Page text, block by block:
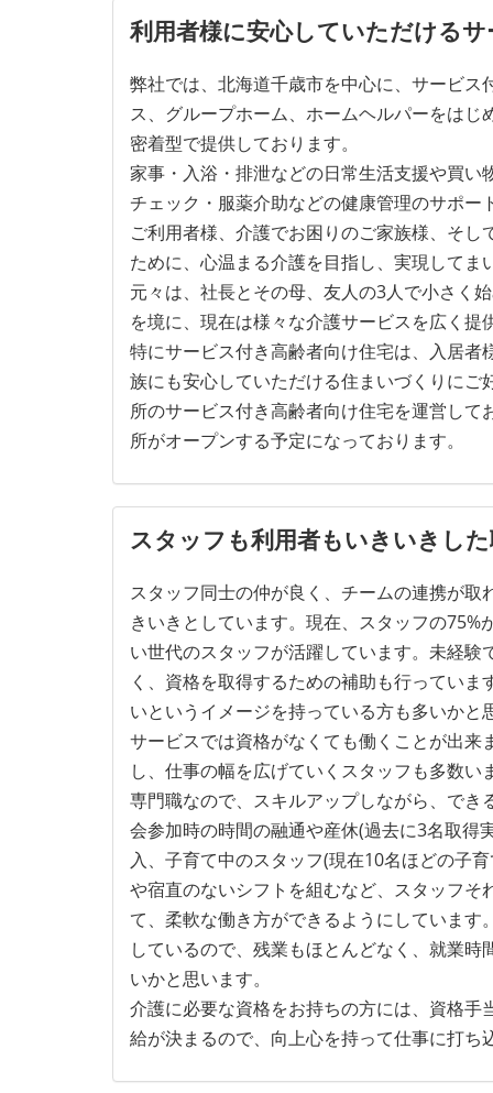
利用者様に安心していただける
弊社では、北海道千歳市を中心に、サービス
ス、グループホーム、ホームヘルパーをは
密着型で提供しております。
家事・入浴・排泄などの日常生活支援や買い
チェック・服薬介助などの健康管理のサポー
ご利用者様、介護でお困りのご家族様、そ
ために、心温まる介護を目指し、実現してま
元々は、社長とその母、友人の3人で小さく
を境に、現在は様々な介護サービスを広く提
特にサービス付き高齢者向け住宅は、入居者
族にも安心していただける住まいづくりに
所のサービス付き高齢者向け住宅を運営し
所がオープンする予定になっております。
スタッフも利用者もいきいきし
スタッフ同士の仲が良く、チームの連携が
きいきとしています。現在、スタッフの
い世代のスタッフが活躍しています。未経験
く、資格を取得するための補助も行ってい
いというイメージを持っている方も多いか
サービスでは資格がなくても働くことが出来
し、仕事の幅を広げていくスタッフも多数い
専門職なので、スキルアップしながら、でき
会参加時の時間の融通や産休(過去に3名取得
入、子育て中のスタッフ(現在10名ほどの子
や宿直のないシフトを組むなど、スタッフそ
て、柔軟な働き方ができるようにしていま
しているので、残業もほとんどなく、就業
いかと思います。
介護に必要な資格をお持ちの方には、資格
給が決まるので、向上心を持って仕事に打ち